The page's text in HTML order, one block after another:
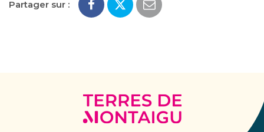
Partager sur :
Terres
de
Montaigu